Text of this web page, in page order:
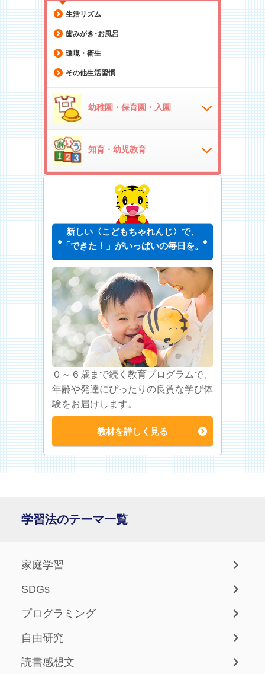
生活リズム
歯みがき･お風呂
環境・衛生
その他生活習慣
幼稚園・保育園・入園
知育・幼児教育
新しい〈こどもちゃれんじ〉で、
「できた！」がいっぱいの毎日を。
０～６歳まで続く教育プログラムで、
年齢や発達にぴったりの良質な学び体
験をお届けします。
教材を詳しく見る
学習法のテーマ一覧
家庭学習
SDGs
プログラミング
自由研究
読書感想文